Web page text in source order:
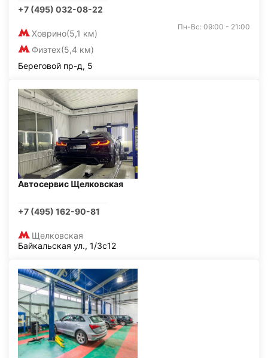
+7 (495) 032-08-22
Ховрино(5,1 км)
Физтех(5,4 км)
Пн-Вс: 09:00 - 21:00
Береговой пр-д, 5
Автосервис Щелковская
+7 (495) 162-90-81
Щелковская
Байкальская ул., 1/3с12